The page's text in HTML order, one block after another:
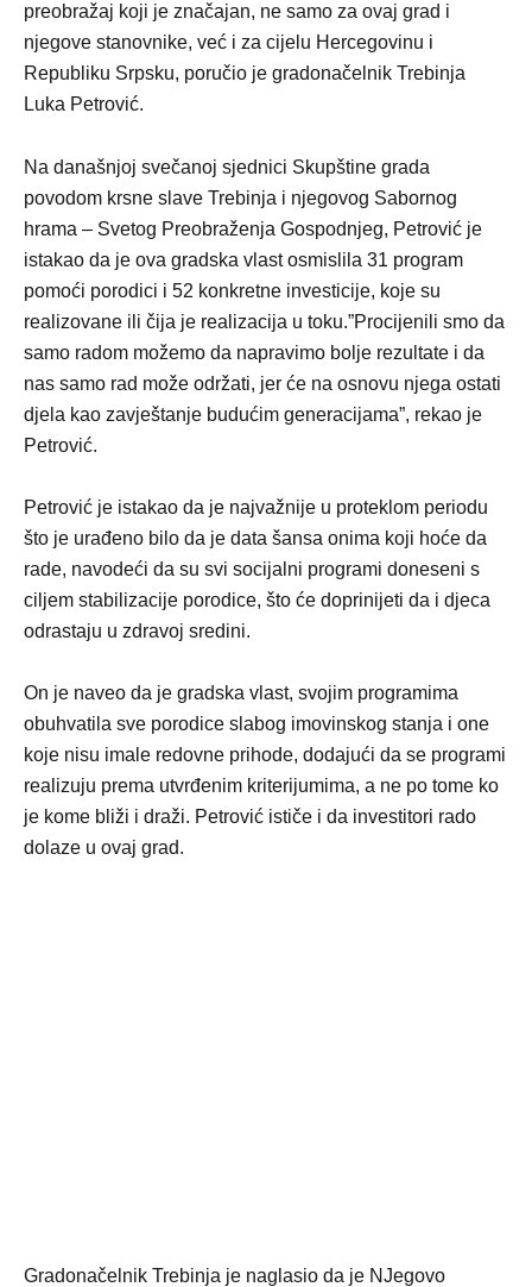
preobražaj koji je značajan, ne samo za ovaj grad i
njegove stanovnike, već i za cijelu Hercegovinu i
Republiku Srpsku, poručio je gradonačelnik Trebinja
Luka Petrović.
Na današnjoj svečanoj sjednici Skupštine grada
povodom krsne slave Trebinja i njegovog Sabornog
hrama – Svetog Preobraženja Gospodnjeg, Petrović je
istakao da je ova gradska vlast osmislila 31 program
pomoći porodici i 52 konkretne investicije, koje su
realizovane ili čija je realizacija u toku.”Procijenili smo da
samo radom možemo da napravimo bolje rezultate i da
nas samo rad može održati, jer će na osnovu njega ostati
djela kao zavještanje budućim generacijama”, rekao je
Petrović.
Petrović je istakao da je najvažnije u proteklom periodu
što je urađeno bilo da je data šansa onima koji hoće da
rade, navodeći da su svi socijalni programi doneseni s
ciljem stabilizacije porodice, što će doprinijeti da i djeca
odrastaju u zdravoj sredini.
On je naveo da je gradska vlast, svojim programima
obuhvatila sve porodice slabog imovinskog stanja i one
koje nisu imale redovne prihode, dodajući da se programi
realizuju prema utvrđenim kriterijumima, a ne po tome ko
je kome bliži i draži. Petrović ističe i da investitori rado
dolaze u ovaj grad.
Gradonačelnik Trebinja je naglasio da je NJegovo